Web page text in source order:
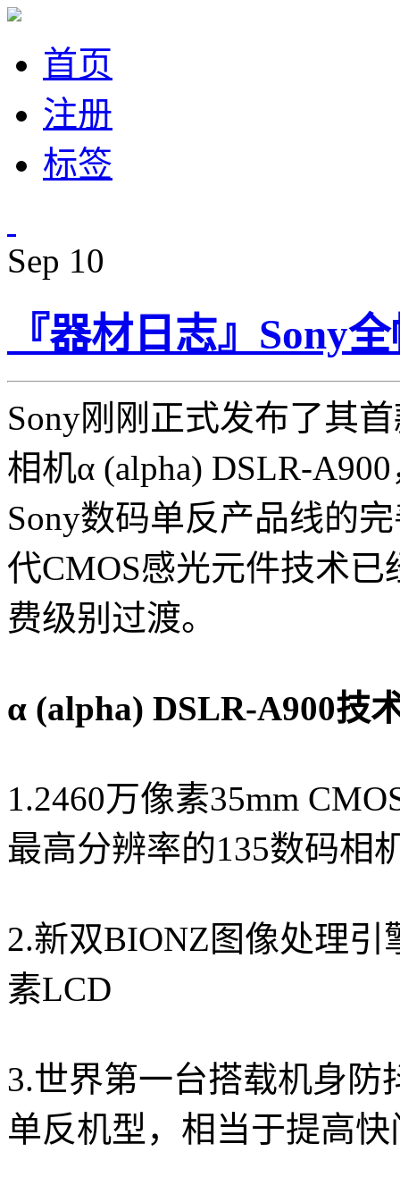
首页
注册
标签
Sep 10
『器材日志』Sony
Sony刚刚正式发布了其
相机α (alpha) DSLR-
Sony数码单反产品线的
代CMOS感光元件技术
费级别过渡。
α (alpha) DSLR-A900技
1.2460万像素35mm
最高分辨率的135数码相
2.新双BIONZ图像处理引
素LCD
3.世界第一台搭载机身防
单反机型，相当于提高